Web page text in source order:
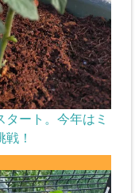
タート。今年はミ
！